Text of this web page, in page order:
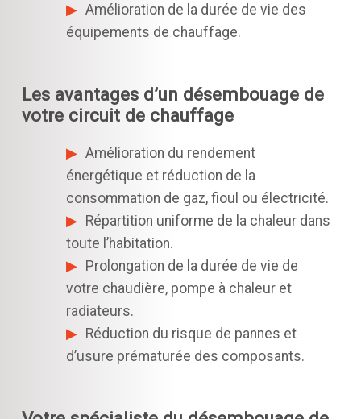
Amélioration de la durée de vie des
équipements de chauffage.
Les avantages d’un désembouage de
votre circuit de chauffage
Amélioration du rendement
énergétique et réduction de la
consommation de gaz, fioul ou électricité.
Répartition uniforme de la chaleur dans
toute l’habitation.
Prolongation de la durée de vie de
votre chaudière, pompe à chaleur et
radiateurs.
Réduction du risque de pannes et
d’usure prématurée des composants.